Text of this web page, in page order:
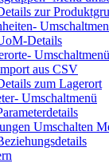
zur
Details
Umschaltmenü
aus CSV
zum Lagerort
Umschaltmenü
Umschalten